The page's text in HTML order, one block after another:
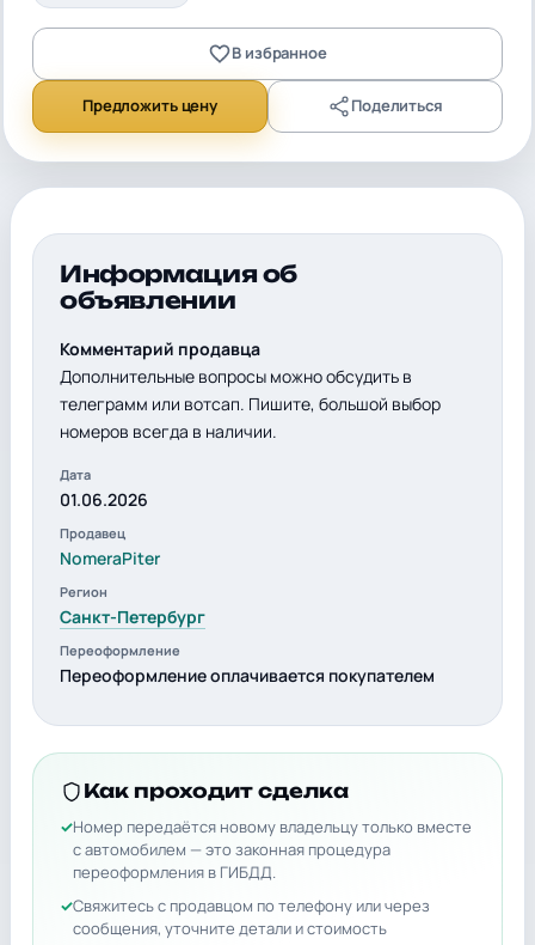
В избранное
Предложить цену Поделиться
Информация об
объявлении
Комментарий продавца
Дополнительные вопросы можно обсудить в
телеграмм или вотсап. Пишите, большой выбор
номеров всегда в наличии.
Дата
01.06.2026
Продавец
NomeraPiter
Регион
Санкт-Петербург
Переоформление
Переоформление оплачивается покупателем
Как проходит сделка
Номер передаётся новому владельцу только вместе
с автомобилем — это законная процедура
переоформления в ГИБДД.
Свяжитесь с продавцом по телефону или через
сообщения, уточните детали и стоимость